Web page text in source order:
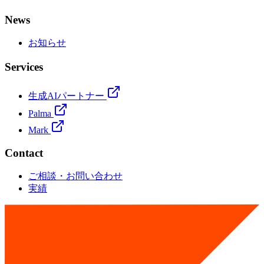
News
お知らせ
Services
生成AIパートナー
Palma
Mark
Contact
ご相談・お問い合わせ
実績